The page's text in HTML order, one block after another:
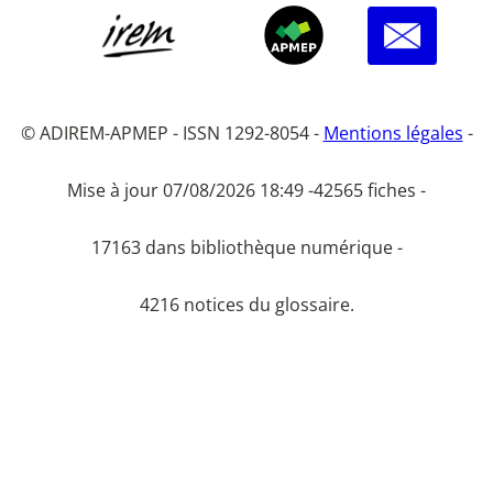
© ADIREM-APMEP - ISSN 1292-8054 - Mentions légales -
Mise à jour 07/08/2026 18:49 -42565 fiches -
17163 dans bibliothèque numérique -
4216 notices du glossaire.